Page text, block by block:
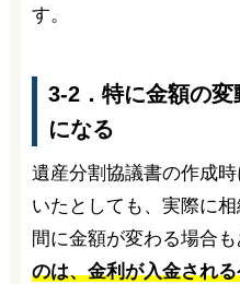
す。
3-2．特に金額の
になる
遺産分割協議書の作成
いたとしても、実際に
間に金額が変わる場合も
のは、金利が入金され